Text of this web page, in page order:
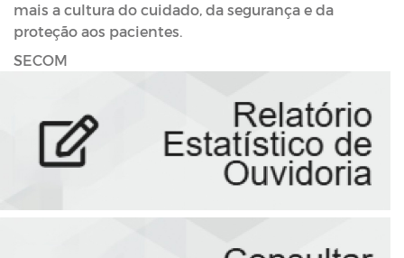
mais a cultura do cuidado, da segurança e da
proteção aos pacientes.
SECOM